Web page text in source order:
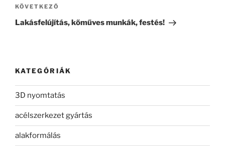
Következő
bejegyzés
KÖVETKEZŐ
Lakásfelújítás, kőműves munkák, festés!
KATEGÓRIÁK
3D nyomtatás
acélszerkezet gyártás
alakformálás